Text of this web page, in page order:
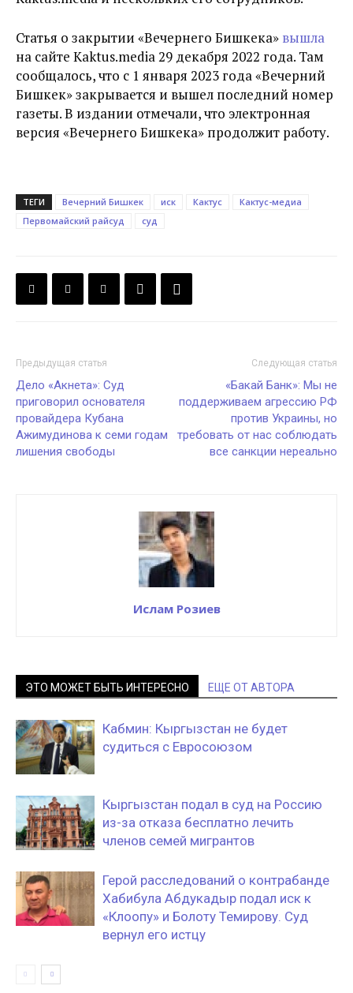
Статья о закрытии «Вечернего Бишкека» вышла
на сайте Kaktus.media 29 декабря 2022 года. Там
сообщалось, что с 1 января 2023 года «Вечерний
Бишкек» закрывается и вышел последний номер
газеты. В издании отмечали, что электронная
версия «Вечернего Бишкека» продолжит работу.
ТЕГИ Вечерний Бишкек иск Кактус
Кактус-медиа
Первомайский райсуд
суд
Предыдущая статья
Дело «Акнета»: Суд
приговорил основателя
провайдера Кубана
Ажимудинова к семи годам
лишения свободы
Следующая статья
«Бакай Банк»: Мы не
поддерживаем агрессию РФ
против Украины, но
требовать от нас соблюдать
все санкции нереально
Ислам Розиев
ЭТО МОЖЕТ БЫТЬ ИНТЕРЕСНО ЕЩЕ ОТ АВТОРА
Кабмин: Кыргызстан не будет
судиться с Евросоюзом
Кыргызстан подал в суд на Россию
из-за отказа бесплатно лечить
членов семей мигрантов
Герой расследований о контрабанде
Хабибула Абдукадыр подал иск к
«Клоопу» и Болоту Темирову. Суд
вернул его истцу